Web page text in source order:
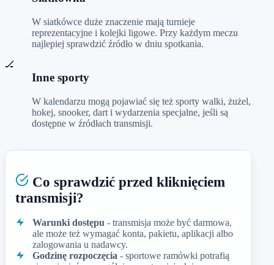
W siatkówce duże znaczenie mają turnieje
reprezentacyjne i kolejki ligowe. Przy każdym meczu
najlepiej sprawdzić źródło w dniu spotkania.
🏒
Inne sporty
W kalendarzu mogą pojawiać się też sporty walki, żużel,
hokej, snooker, dart i wydarzenia specjalne, jeśli są
dostępne w źródłach transmisji.
Co sprawdzić przed kliknięciem
transmisji?
Warunki dostępu - transmisja może być darmowa,
ale może też wymagać konta, pakietu, aplikacji albo
zalogowania u nadawcy.
Godzinę rozpoczęcia - sportowe ramówki potrafią